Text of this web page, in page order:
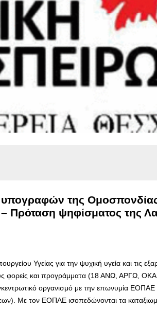
υπογραφών της
Πρόταση ψηφίσματος της
Υγείας για την ψυχική υγεία και τις
φορείς και προγράμματα (18 ΑΝΩ, ΑΡΓΩ,
οργανισμό με την επωνυμία
Με τον ΕΟΠΑΕ ισοπεδώνονται τα